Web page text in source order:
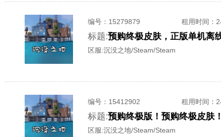
编号： 15279879 租用时间 ：
标题:预购终极皮肤，正版单机离
区服:沉没之地/Steam/Steam
编号： 15412902 租用时间 ：
标题:预购终极版！预购终极皮
区服:沉没之地/Steam/Steam